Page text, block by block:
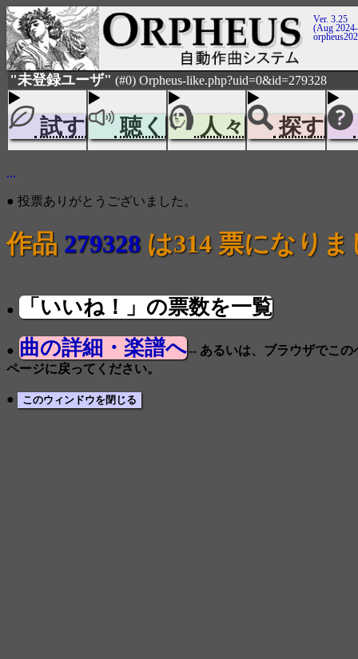
Ver. 3.25
(Aug
"未登録ユーザ" (#0) Orpheus-like.php?uid=0&id=279328
試す 聴く 人々 探す
...
● 投票ありがとうございました。
作品 279328 は314 票になりま
● 「いいね！」の票数を一覧
● 曲の詳細・楽譜へ-- あるいは、ブラウザでこ
ページに戻ってください。
●